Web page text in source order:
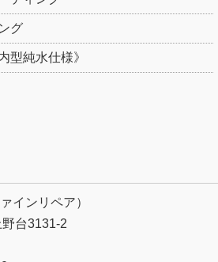
グ
型純水仕様》
インリペア）
台3131-2